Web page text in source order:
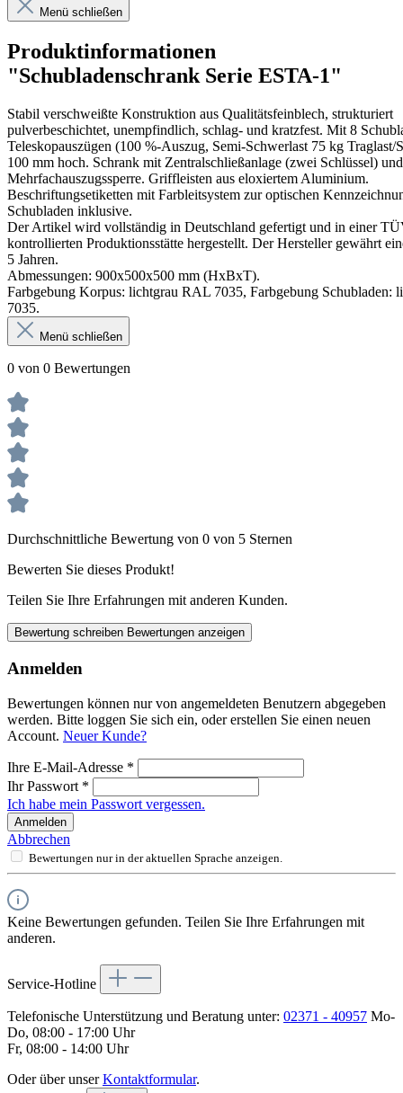
Menü schließen
Produktinformationen
"Schubladenschrank Serie ESTA-1"
Stabil verschweißte Konstruktion aus Qualitätsfeinblech, strukturiert
pulverbeschichtet, unempfindlich, schlag- und kratzfest. Mit 8
Teleskopauszügen (100 %-Auszug, Semi-Schwerlast 75 kg Traglast/
100 mm hoch. Schrank mit Zentralschließanlage (zwei Schlüssel) und
Mehrfachauszugssperre. Griffleisten aus eloxiertem Aluminium.
Beschriftungsetiketten mit Farbleitsystem zur optischen
Schubladen inklusive.
Der Artikel wird vollständig in Deutschland gefertigt und in einer
kontrollierten Produktionsstätte hergestellt. Der Hersteller gewährt
5 Jahren.
Abmessungen: 900x500x500 mm (HxBxT).
Farbgebung Korpus: lichtgrau RAL 7035, Farbgebung Schubladen:
7035.
Menü schließen
0 von 0 Bewertungen
Durchschnittliche Bewertung von 0 von 5 Sternen
Bewerten Sie dieses Produkt!
Teilen Sie Ihre Erfahrungen mit anderen Kunden.
Bewertung schreiben Bewertungen anzeigen
Anmelden
Bewertungen können nur von angemeldeten Benutzern abgegeben
werden. Bitte loggen Sie sich ein, oder erstellen Sie einen neuen
Account. Neuer Kunde?
Ihre E-Mail-Adresse *
Ihr Passwort *
Ich habe mein Passwort vergessen.
Anmelden
Abbrechen
Bewertungen nur in der aktuellen Sprache anzeigen.
Keine Bewertungen gefunden. Teilen Sie Ihre Erfahrungen mit
anderen.
Service-Hotline
Telefonische Unterstützung und Beratung unter: 02371 - 40957 Mo-
Do, 08:00 - 17:00 Uhr
Fr, 08:00 - 14:00 Uhr
Oder über unserKontaktformular.